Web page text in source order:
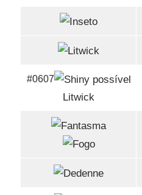
#0607
Litwick